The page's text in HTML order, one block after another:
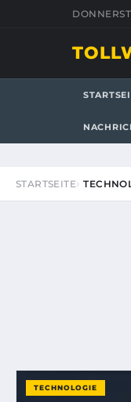
STARTSEITE
TECHNOLOGIE